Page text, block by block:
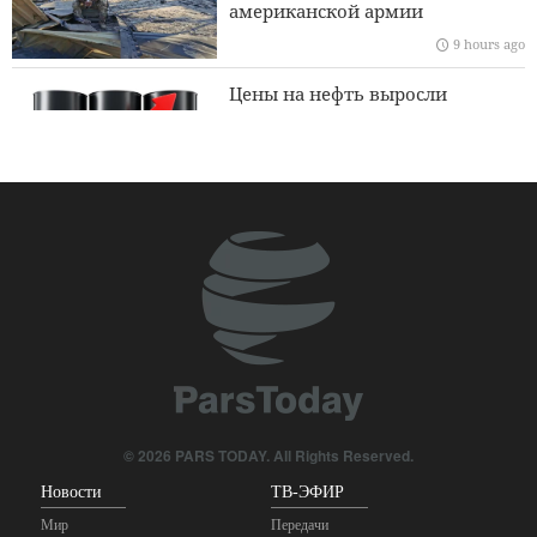
Персидского залива
американской армии
9 hours ago
Цены на нефть выросли
© 2026 PARS TODAY. All Rights Reserved.
Новости
Мир
ТВ-ЭФИР
Передачи